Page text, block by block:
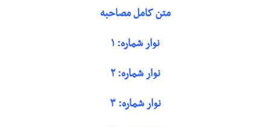
متن کامل مصاحبه
نوار شماره: ۱
نوار شماره: ۲
نوار شماره: ۳